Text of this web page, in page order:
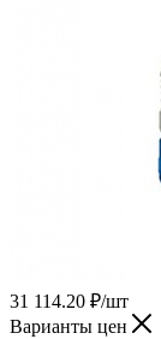
31 114.20 ₽/шт
Варианты цен